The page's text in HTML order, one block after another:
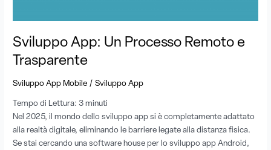
Sviluppo App: Un Processo Remoto e
Trasparente
Sviluppo App Mobile /Sviluppo App
Tempo di Lettura:3 minuti
Nel 2025, il mondo dello sviluppo app si è completamente adattato
alla realtà digitale, eliminando le barriere legate alla distanza fisica.
Se stai cercando una software house per lo sviluppo app Android,